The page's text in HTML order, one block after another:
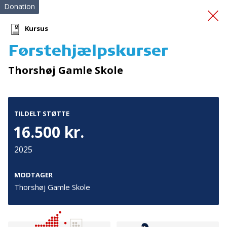
Indkøb af
Donation
Kursus
Førstehjælpskurser
Thorshøj Gamle Skole
TILDELT STØTTE
16.500 kr.
2025
MODTAGER
Thorshøj Gamle Skole
Tilmeld nyhedsbrev
De seneste nyheder om TrygFondens og TryghedsGruppens
aktiviteter direkte i din indbakke.